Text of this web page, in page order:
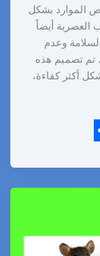
الموارد بشكل
العصرية أيضاً
وعدم
تم تصميم هذه
أكثر كفاءة،